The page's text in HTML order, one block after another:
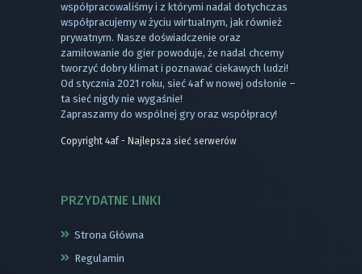
współpracowaliśmy i z którymi nadal dotychczas
współpracujemy w życiu wirtualnym, jak również
prywatnym. Nasze doświadczenie oraz
zamiłowanie do gier powoduje, że nadal chcemy
tworzyć dobry klimat i poznawać ciekawych ludzi!
Od stycznia 2021 roku, sieć 4af w nowej odsłonie –
ta sieć nigdy nie wygaśnie!
Zapraszamy do wspólnej gry oraz współpracy!
Copyright 4af - Najlepsza sieć serwerów
PRZYDATNE LINKI
Strona Główna
Regulamin